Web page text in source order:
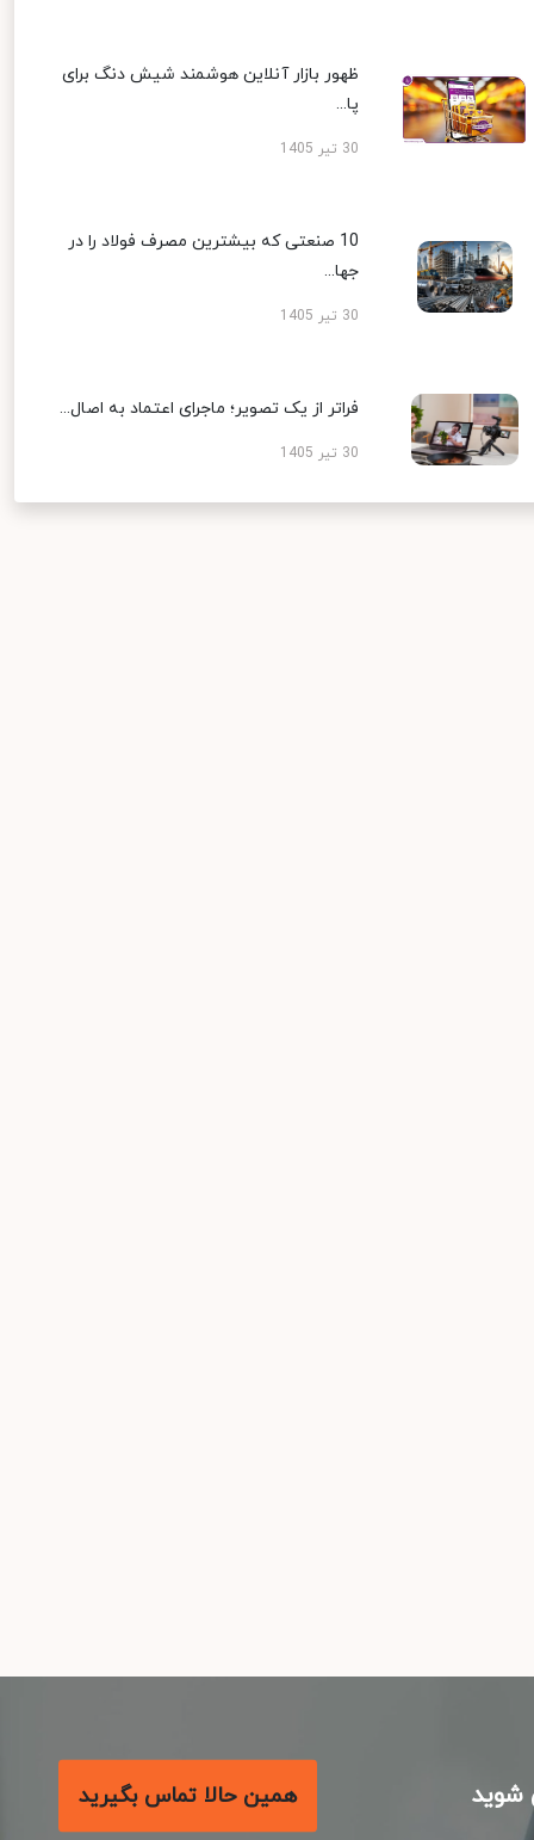
ظهور بازار آنلاین هوشمند شیش دنگ برای
پا...
30 تیر 1405
10 صنعتی که بیشترین مصرف فولاد را در
جها...
30 تیر 1405
فراتر از یک تصویر؛ ماجرای اعتماد به اصال...
30 تیر 1405
همین حالا تماس بگیرید